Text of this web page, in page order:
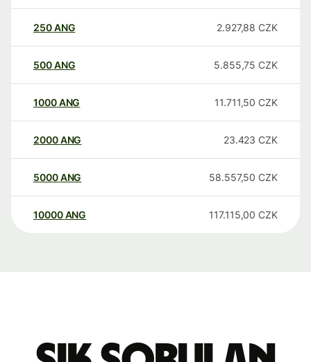
250ANG 2.927,88 CZK
500ANG 5.855,75 CZK
1000ANG 11.711,50 CZK
2000ANG 23.423 CZK
5000ANG 58.557,50 CZK
10000 ANG 117.115,00 CZK